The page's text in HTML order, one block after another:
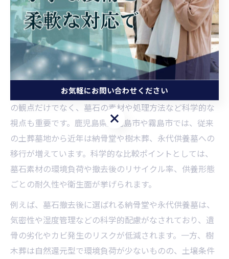
科学的根拠で選ぶ墓石撤去後の
供養方法
墓石撤去後の供養先を科学視点で比較
墓じまい後の供養先選びは、家族構成や将来の維持管理
の観点だけでなく、墓石の素材や処理方法など科学的な
視点も重要です。鹿児島県鹿児島市や霧島市では、従来
の土葬墓地から近年は納骨堂や樹木葬、永代供養墓への
移行が増えています。科学的な比較ポイントとしては、
墓石素材の環境負荷や撤去後のリサイクル率、供養形態
ごとの耐久性や衛生面が挙げられます。
例えば、墓石撤去後に選ばれる納骨堂や永代供養墓は、
気密性や湿度管理などの科学的配慮がなされており、遺
骨の劣化やカビ発生のリスクが低減されます。一方、樹
木葬は自然還元型で環境負荷が少ないものの、土壌条件
お気軽にお問い合わせください
お気軽にお問い合わせください